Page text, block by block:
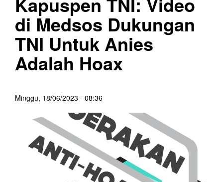
di Medsos Dukungan
TNI Untuk Anies
Adalah Hoax
Minggu, 18/06/2023 - 08:36